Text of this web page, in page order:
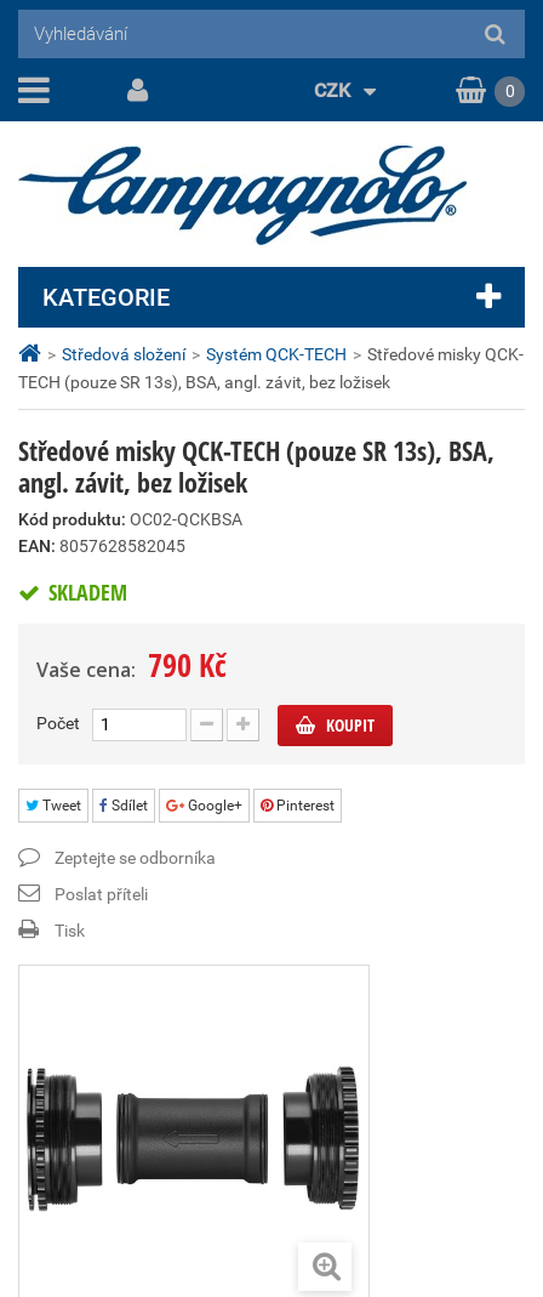
> Středová složení > Systém QCK-TECH > Středové misky QCK-
TECH (pouze SR 13s), BSA, angl. závit, bez ložisek
Středové misky QCK-TECH (pouze SR 13s), BSA,
angl. závit, bez ložisek
Kód produktu: OC02-QCKBSA
EAN: 8057628582045
SKLADEM
Vaše cena: 790 Kč
Počet KOUPIT
Tweet Sdílet Google+ Pinterest
Zeptejte se odborníka
Poslat příteli
Tisk
KATEGORIE
CZK 0